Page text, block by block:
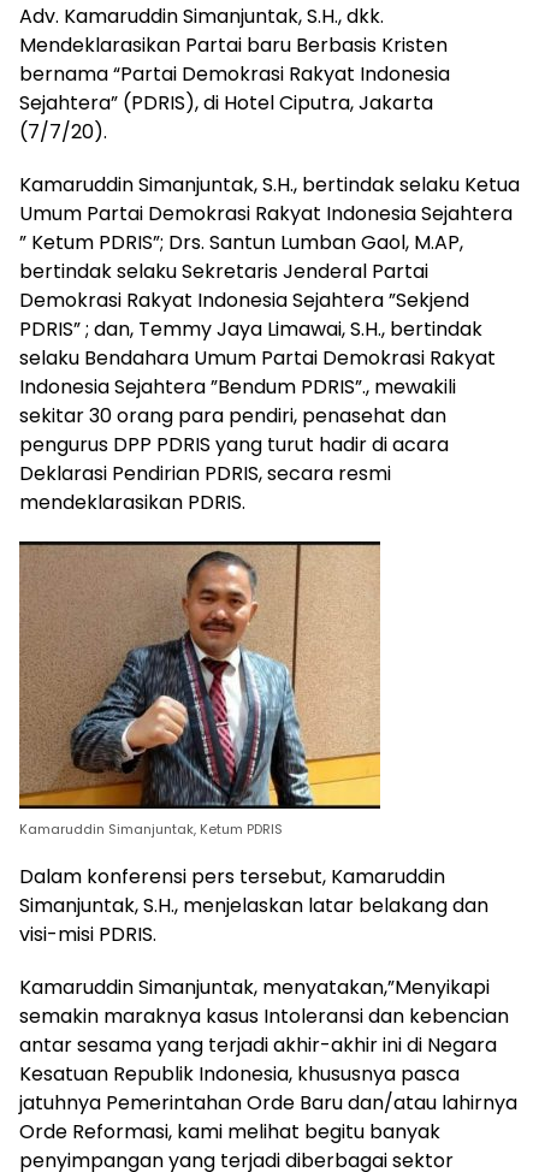
Adv. Kamaruddin Simanjuntak, S.H., dkk.
Mendeklarasikan Partai baru Berbasis Kristen
bernama “Partai Demokrasi Rakyat Indonesia
Sejahtera” (PDRIS), di Hotel Ciputra, Jakarta
(7/7/20).
Kamaruddin Simanjuntak, S.H., bertindak selaku Ketua
Umum Partai Demokrasi Rakyat Indonesia Sejahtera
” Ketum PDRIS”; Drs. Santun Lumban Gaol, M.AP,
bertindak selaku Sekretaris Jenderal Partai
Demokrasi Rakyat Indonesia Sejahtera ”Sekjend
PDRIS” ; dan, Temmy Jaya Limawai, S.H., bertindak
selaku Bendahara Umum Partai Demokrasi Rakyat
Indonesia Sejahtera ”Bendum PDRIS”., mewakili
sekitar 30 orang para pendiri, penasehat dan
pengurus DPP PDRIS yang turut hadir di acara
Deklarasi Pendirian PDRIS, secara resmi
mendeklarasikan PDRIS.
Kamaruddin Simanjuntak, Ketum PDRIS
Dalam konferensi pers tersebut, Kamaruddin
Simanjuntak, S.H., menjelaskan latar belakang dan
visi-misi PDRIS.
Kamaruddin Simanjuntak, menyatakan,”Menyikapi
semakin maraknya kasus Intoleransi dan kebencian
antar sesama yang terjadi akhir-akhir ini di Negara
Kesatuan Republik Indonesia, khususnya pasca
jatuhnya Pemerintahan Orde Baru dan/atau lahirnya
Orde Reformasi, kami melihat begitu banyak
penyimpangan yang terjadi diberbagai sektor